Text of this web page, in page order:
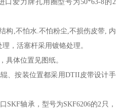
口爱力牌孔用圈型号为50*63-8的2
构,不怕水.不怕粉尘,不损伤皮带, 内
，活塞杆采用镀铬处理。
具体位置见图纸。
、按装位置都采用DTII皮带设计手
SKF轴承，型号为SKF6206的2只，